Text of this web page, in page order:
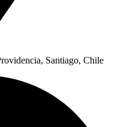
Santiago, Chile